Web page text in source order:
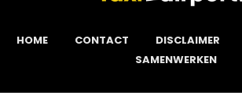
HOME CONTACT DISCLAIMER
SAMENWERKEN